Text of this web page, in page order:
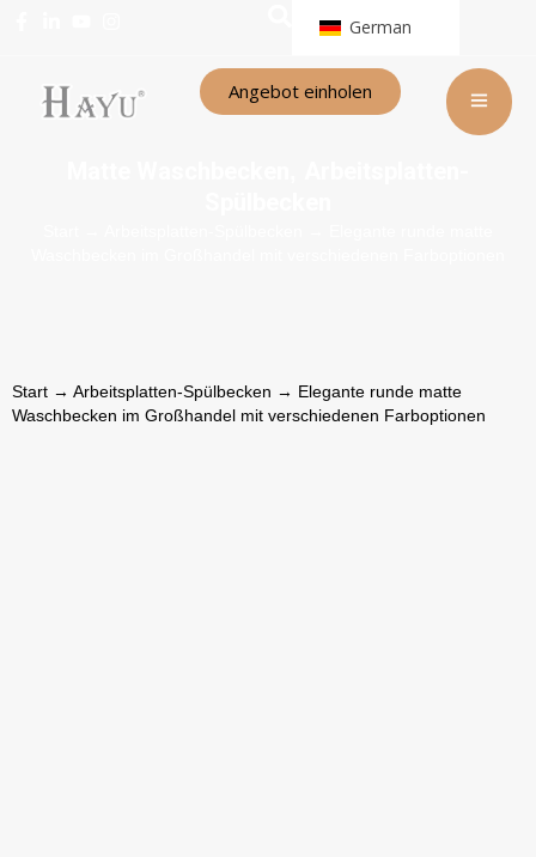
German
Angebot einholen
Start → Arbeitsplatten-Spülbecken → Elegante runde matte
Waschbecken im Großhandel mit verschiedenen Farboptionen